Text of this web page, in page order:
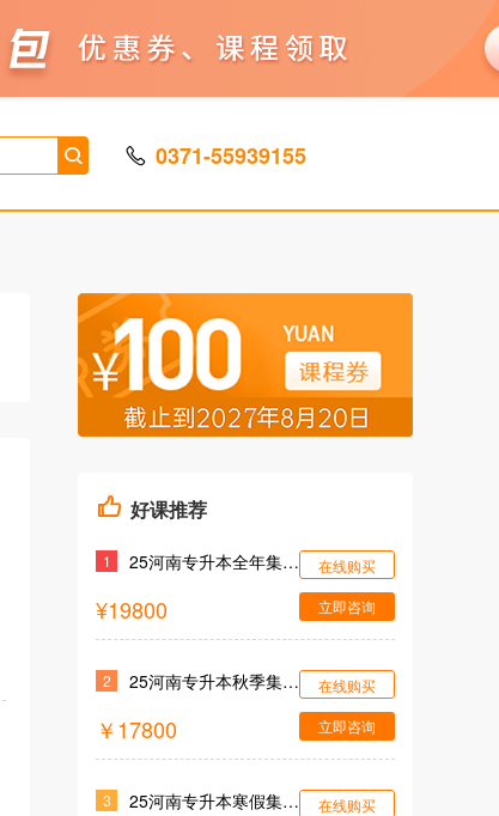
0371-55939155
好课推荐
1 25河南专升本全年集训营
¥19800
在线购买
立即咨询
2 25河南专升本秋季集训营
￥17800
在线购买
立即咨询
3 25河南专升本寒假集训营
在线购买